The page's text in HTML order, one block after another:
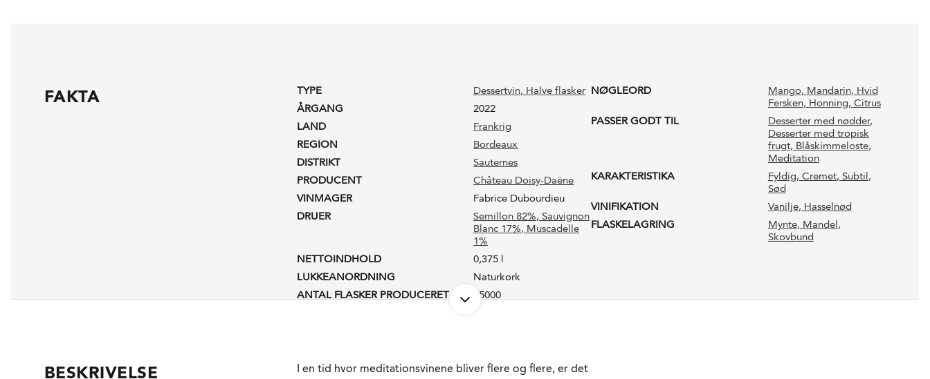
FAKTA TYPE Dessertvin, Halve flasker
ÅRGANG
2022
LAND
Frankrig
REGION
Bordeaux
DISTRIKT
Sauternes
PRODUCENT
Château Doisy-Daëne
VINMAGER
Fabrice Dubourdieu
DRUER
Semillon 82%, Sauvignon
Blanc 17%, Muscadelle
1%
NETTOINDHOLD
0,375 l
LUKKEANORDNING
Naturkork
ANTAL FLASKER PRODUCERET
25000
HVE (Haute Valeur
PH-VÆRDI
3,98
NØGLEORD Mango, Mandarin, Hvid
Fersken, Honning, Citrus
PASSER GODT TIL
Desserter med nødder,
Desserter med tropisk
frugt, Blåskimmeloste,
Meditation
KARAKTERISTIKA
Fyldig, Cremet, Subtil ,
Sød
VINIFIKATION
Vanilje, Hasselnød
FLASKELAGRING
Mynte, Mandel ,
Skovbund
BESKRIVELSE
I en tid hvor meditationsvinene bliver flere og flere, er det